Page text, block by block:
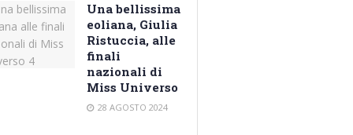
Una bellissima
eoliana, Giulia
Ristuccia, alle
finali
nazionali di
Miss Universo
28 AGOSTO 2024